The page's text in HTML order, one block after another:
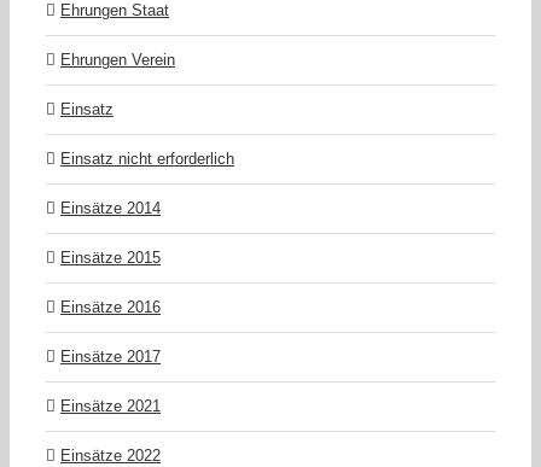
Ehrungen Staat
Ehrungen Verein
Einsatz
Einsatz nicht erforderlich
Einsätze 2014
Einsätze 2015
Einsätze 2016
Einsätze 2017
Einsätze 2021
Einsätze 2022